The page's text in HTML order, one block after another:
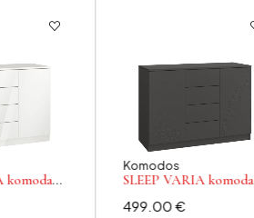
komoda
Komodos
SLEEP VARIA komoda
499.00€